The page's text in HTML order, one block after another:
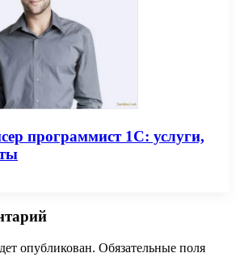
программист 1С: услуги,
опубликован. Обязательные поля